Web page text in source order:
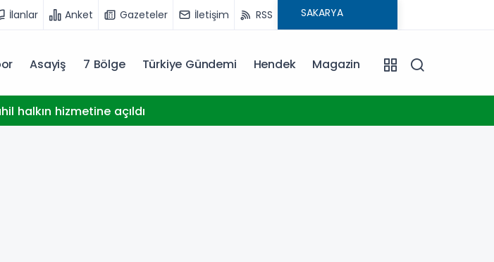
İlanlar Anket Gazeteler İletişim RSS
Asayiş 7 Bölge Türkiye Gündemi Hendek Magazin
halkın hizmetine açıldı